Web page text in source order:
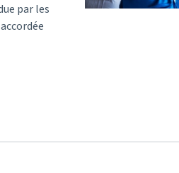
par les